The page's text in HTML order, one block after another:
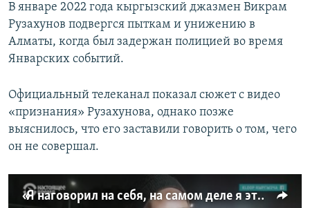
В январе 2022 года кыргызский джазмен Викрам
Рузахунов подвергся пыткам и унижению в
Алматы, когда был задержан полицией во время
Январских событий.
Официальный телеканал показал сюжет с видео
«признания» Рузахунова, однако позже
выяснилось, что его заставили говорить о том, чего
он не совершал.
«Я наговорил на себя, на самом деле я этого не делал». Что рассказал Викрам Рузахунов после освобождения